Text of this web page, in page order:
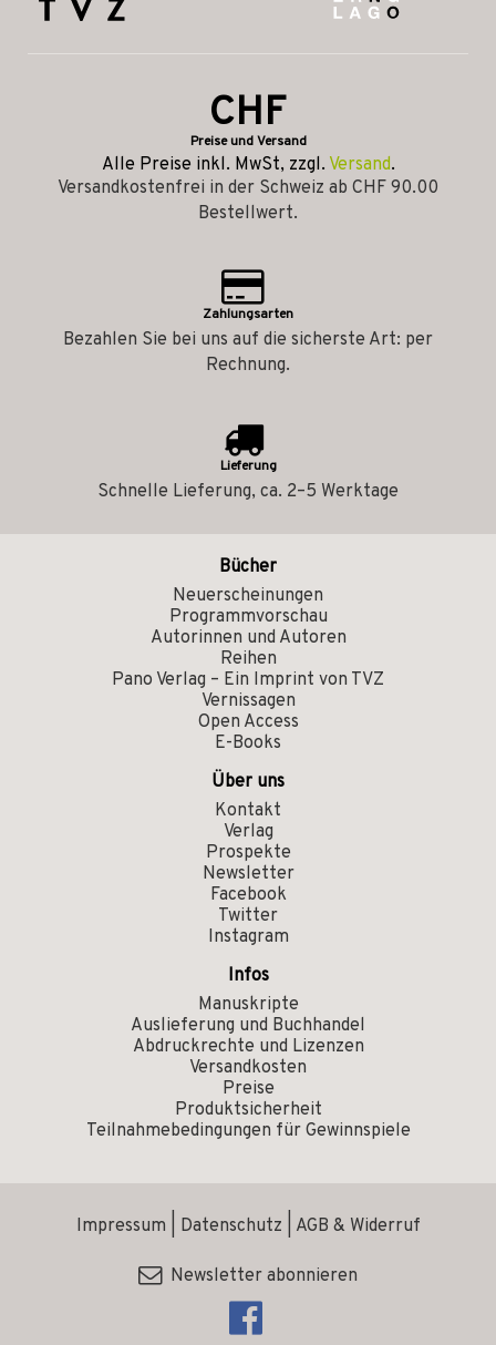
CHF
Preise und Versand
Alle Preise inkl. MwSt, zzgl. Versand.
Versandkostenfrei in der Schweiz ab CHF 90.00
Bestellwert.
Zahlungsarten
Bezahlen Sie bei uns auf die sicherste Art: per
Rechnung.
Lieferung
Schnelle Lieferung, ca. 2–5 Werktage
Bücher
Neuerscheinungen
Programmvorschau
Autorinnen und Autoren
Reihen
Pano Verlag – Ein Imprint von TVZ
Vernissagen
Open Access
E-Books
Über uns
Kontakt
Verlag
Prospekte
Newsletter
Facebook
Twitter
Instagram
Infos
Manuskripte
Auslieferung und Buchhandel
Abdruckrechte und Lizenzen
Versandkosten
Preise
Produktsicherheit
Teilnahmebedingungen für Gewinnspiele
Impressum Datenschutz AGB & Widerruf
Newsletter abonnieren